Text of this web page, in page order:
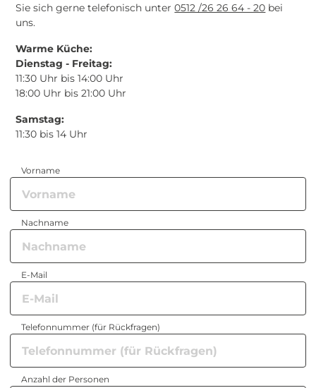
Sie sich gerne telefonisch unter0512 /26 26 64 - 20 bei
uns.
Warme Küche:
Dienstag - Freitag:
11:30 Uhr bis 14:00 Uhr
18:00 Uhr bis 21:00 Uhr
Samstag:
11:30 bis 14 Uhr
Vorname
Nachname
E-Mail
Telefonnummer (für Rückfragen)
Anzahl der Personen